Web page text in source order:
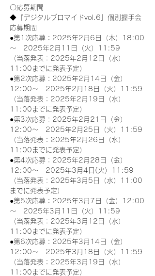
〇応募期間
◆『デジタルブロマイドvol.6』個別握手会
応募期間
●第1次応募：2025年2月6日（木）18:00
～　2025年2月11日（火）11:59
（当落発表：2025年2月12日（水）
11:00までに発表予定）
●第2次応募：2025年2月14日（金）
12:00～　2025年2月18日（火）11:59
（当落発表：2025年2月19日（水）
11:00までに発表予定）
●第3次応募：2025年2月21日（金）
12:00～　2025年2月25日（火）11:59
（当落発表：2025年2月26日（水）
11:00までに発表予定）
●第4次応募：2025年2月28日（金）
12:00～　2025年3月4日(火）11:59
（当落発表：2025年3月5日（水）11:00
までに発表予定）
●第5次応募：2025年3月7日（金）12:00
～　2025年3月11日（火）11:59
（当落発表：2025年3月12日（水）
11:00までに発表予定）
●第6次応募：2025年3月14日（金）
12:00～　2025年3月18日（火）11:59
（当落発表：2025年3月19日（水）
11:00までに発表予定）